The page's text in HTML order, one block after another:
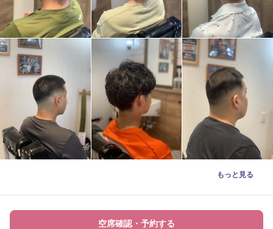
もっと見る
空席確認・予約する